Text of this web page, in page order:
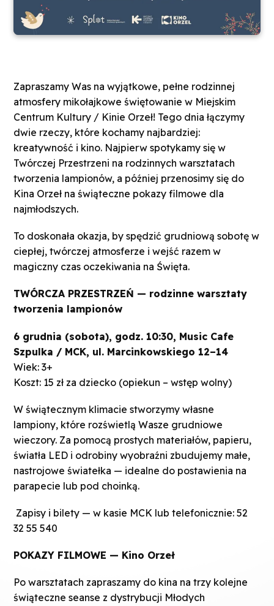
Zapraszamy Was na wyjątkowe, pełne rodzinnej
atmosfery mikołajkowe świętowanie w Miejskim
Centrum Kultury / Kinie Orzeł! Tego dnia łączymy
dwie rzeczy, które kochamy najbardziej:
kreatywność i kino. Najpierw spotykamy się w
Twórczej Przestrzeni na rodzinnych warsztatach
tworzenia lampionów, a później przenosimy się do
Kina Orzeł na świąteczne pokazy filmowe dla
najmłodszych.
To doskonała okazja, by spędzić grudniową sobotę w
ciepłej, twórczej atmosferze i wejść razem w
magiczny czas oczekiwania na Święta.
TWÓRCZA PRZESTRZEŃ — rodzinne warsztaty
tworzenia lampionów
6 grudnia (sobota), godz. 10:30, Music Cafe
Szpulka / MCK, ul. Marcinkowskiego 12–14
Wiek: 3+
Koszt: 15 zł za dziecko (opiekun – wstęp wolny)
W świątecznym klimacie stworzymy własne
lampiony, które rozświetlą Wasze grudniowe
wieczory. Za pomocą prostych materiałów, papieru,
światła LED i odrobiny wyobraźni zbudujemy małe,
nastrojowe światełka — idealne do postawienia na
parapecie lub pod choinką.
Zapisy i bilety — w kasie MCK lub telefonicznie: 52
32 55 540
POKAZY FILMOWE — Kino Orzeł
Po warsztatach zapraszamy do kina na trzy kolejne
świąteczne seanse z dystrybucji Młodych